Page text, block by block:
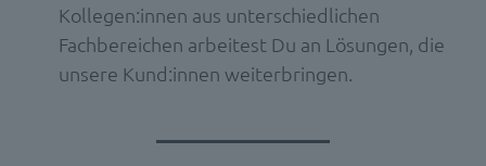
Kollegen:innen aus unterschiedlichen
Fachbereichen arbeitest Du an Lösungen, die
unsere Kund:innen weiterbringen.